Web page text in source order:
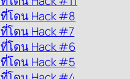
โดน Hack #8
โดน Hack #7
โดน Hack #6
โดน Hack #5